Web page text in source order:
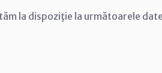
la dispoziţie la următoarele